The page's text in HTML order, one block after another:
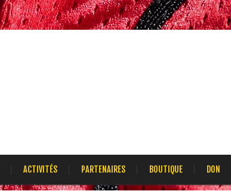
ACTIVITÉS PARTENAIRES BOUTIQUE DON